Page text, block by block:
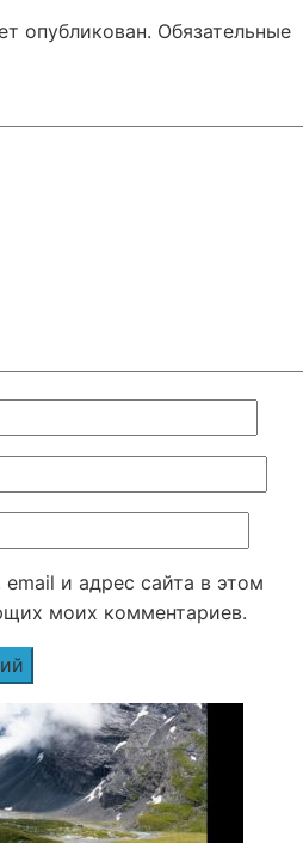
опубликован. Обязательные
и адрес сайта в этом
моих комментариев.